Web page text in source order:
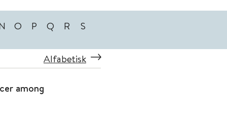
O P Q R S
Alfabetisk
among